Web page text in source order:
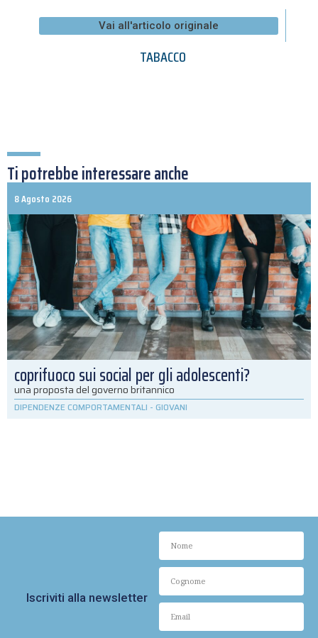
Vai all'articolo originale
TABACCO
Ti potrebbe interessare anche
8 Agosto 2026
coprifuoco sui social per gli adolescenti?
una proposta del governo britannico
DIPENDENZE COMPORTAMENTALI - GIOVANI
Iscriviti alla newsletter